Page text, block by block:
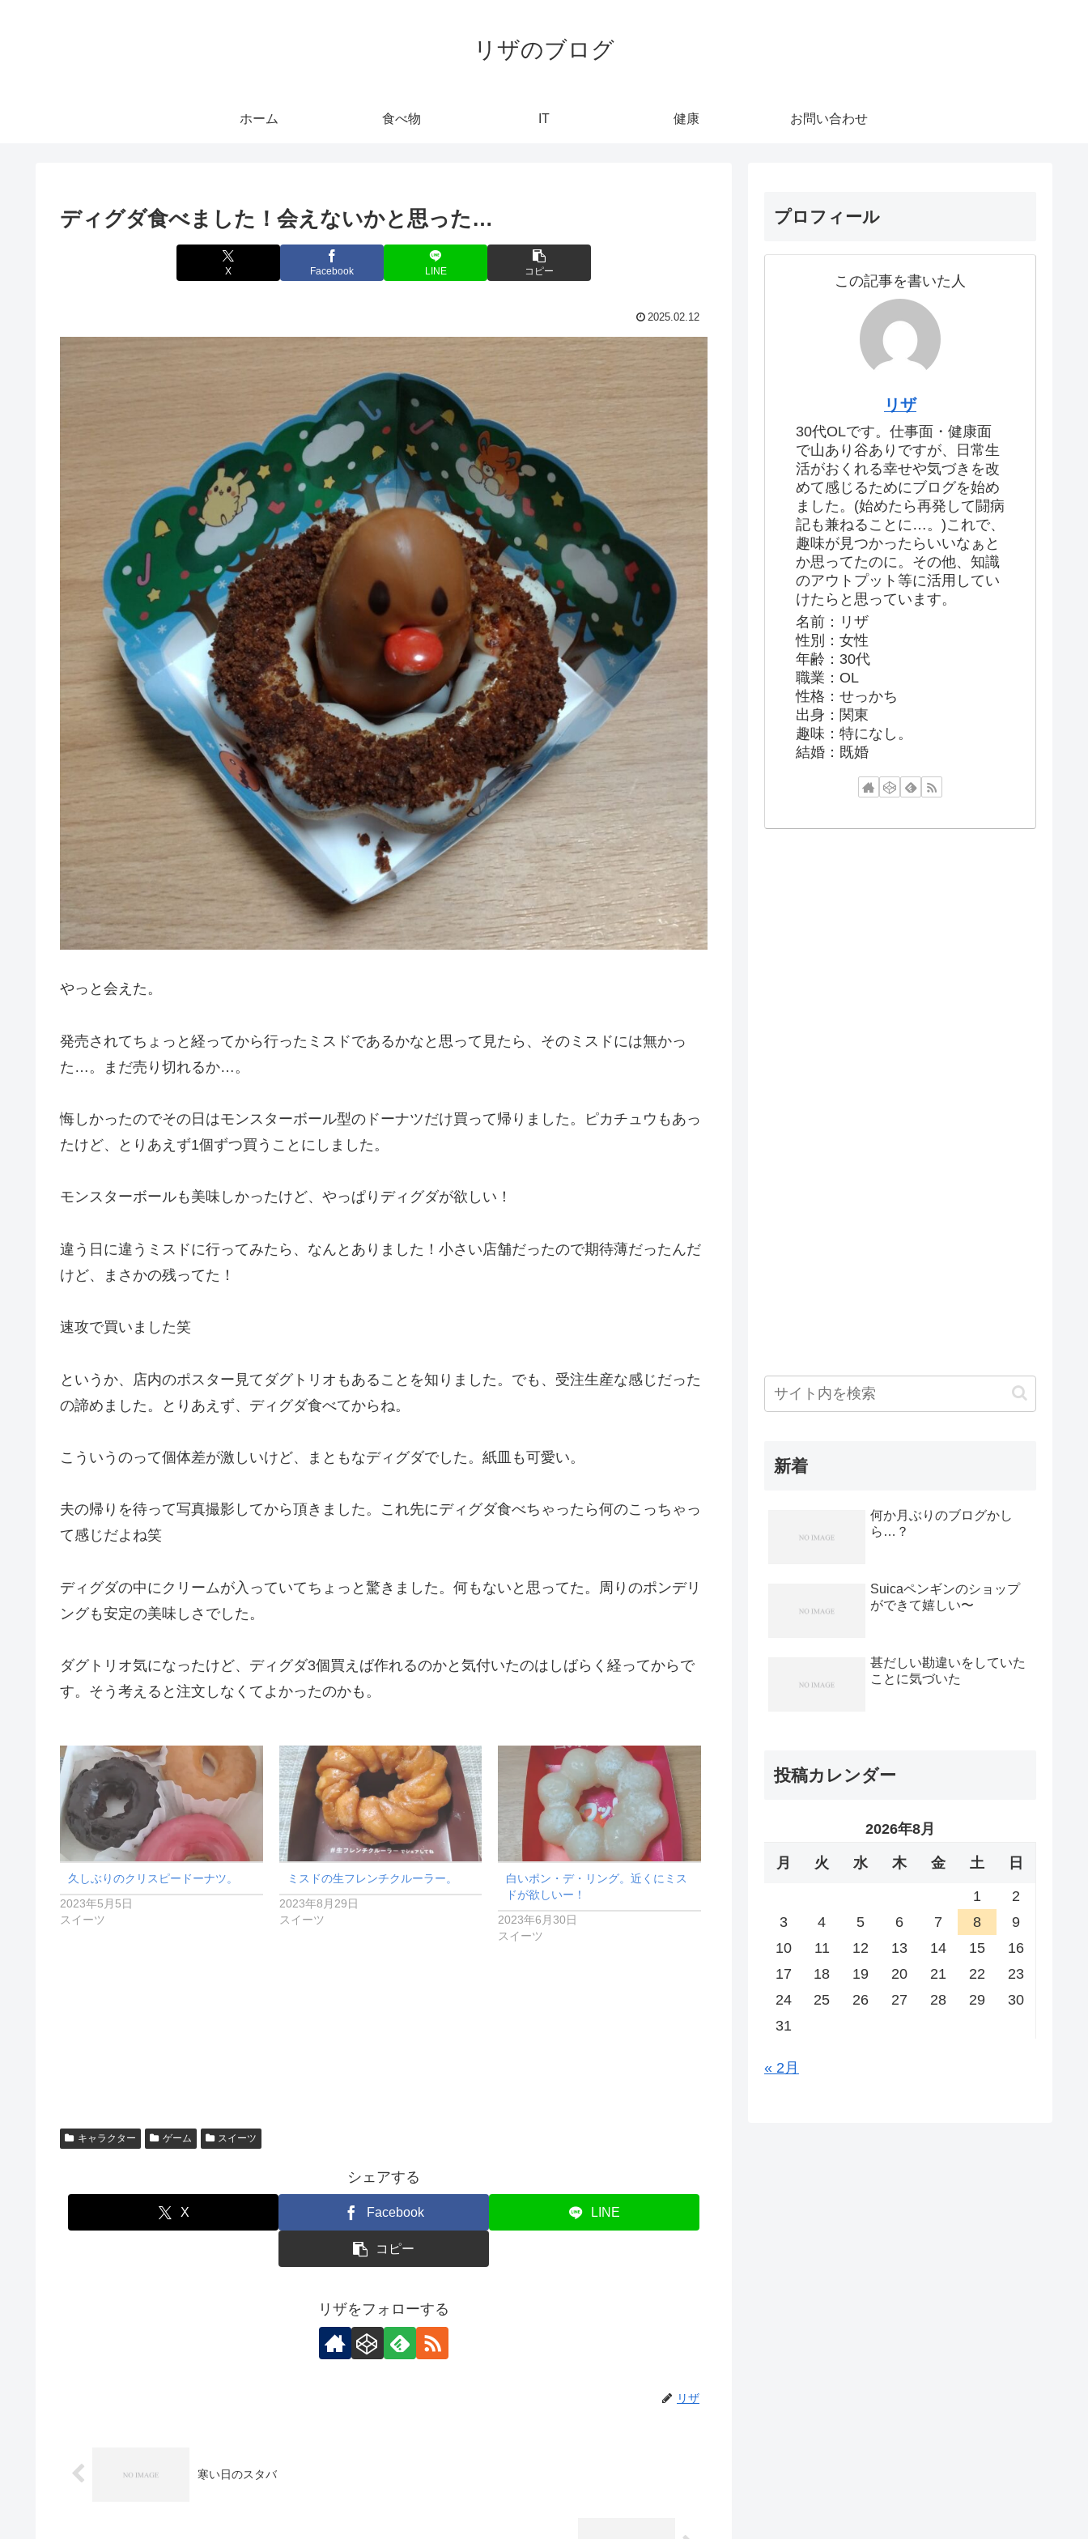
リザのブログ
ホーム 食べ物 IT 健康 お問い合わせ
ディグダ食べました！会えないかと思った…
X Facebook LINE コピー
2025.02.12
やっと会えた。
発売されてちょっと経ってから行ったミスドであるかなと思って見たら、そのミスドには無かっ
た…。まだ売り切れるか…。
悔しかったのでその日はモンスターボール型のドーナツだけ買って帰りました。ピカチュウもあっ
たけど、とりあえず1個ずつ買うことにしました。
モンスターボールも美味しかったけど、やっぱりディグダが欲しい！
違う日に違うミスドに行ってみたら、なんとありました！小さい店舗だったので期待薄だったんだ
けど、まさかの残ってた！
速攻で買いました笑
というか、店内のポスター見てダグトリオもあることを知りました。でも、受注生産な感じだった
の諦めました。とりあえず、ディグダ食べてからね。
こういうのって個体差が激しいけど、まともなディグダでした。紙皿も可愛い。
夫の帰りを待って写真撮影してから頂きました。これ先にディグダ食べちゃったら何のこっちゃっ
て感じだよね笑
ディグダの中にクリームが入っていてちょっと驚きました。何もないと思ってた。周りのポンデリ
ングも安定の美味しさでした。
ダグトリオ気になったけど、ディグダ3個買えば作れるのかと気付いたのはしばらく経ってからで
す。そう考えると注文しなくてよかったのかも。
久しぶりのクリスピードーナツ。
2023年5月5日
スイーツ
ミスドの生フレンチクルーラー。
2023年8月29日
スイーツ
白いポン・デ・リング。近くにミス
ドが欲しいー！
2023年6月30日
スイーツ
キャラクター ゲーム スイーツ
シェアする
X Facebook LINE
コピー
リザをフォローする
リザ
寒い日のスタバ
プロフィール
この記事を書いた人
リザ
30代OLです。仕事面・健康面
で山あり谷ありですが、日常生
活がおくれる幸せや気づきを改
めて感じるためにブログを始め
ました。(始めたら再発して闘病
記も兼ねることに…。)これで、
趣味が見つかったらいいなぁと
か思ってたのに。その他、知識
のアウトプット等に活用してい
けたらと思っています。
名前：リザ
性別：女性
年齢：30代
職業：OL
性格：せっかち
出身：関東
趣味：特になし。
結婚：既婚
新着
何か月ぶりのブログかし
ら…？
Suicaペンギンのショップ
ができて嬉しい〜
甚だしい勘違いをしていた
ことに気づいた
投稿カレンダー
2026年8月
月 火 水 木 金 土 日
1
2
3
4 5 6 7 8
9
10
11 12 13 14 15
16
17
18 19 20 21 22
23
24
25 26 27 28 29
30
31
« 2月